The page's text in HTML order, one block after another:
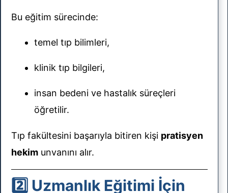
Bu eğitim sürecinde:
temel tıp bilimleri,
klinik tıp bilgileri,
insan bedeni ve hastalık süreçleri
öğretilir.
Tıp fakültesini başarıyla bitiren kişi pratisyen
hekim unvanını alır.
2️⃣ Uzmanlık Eğitimi İçin